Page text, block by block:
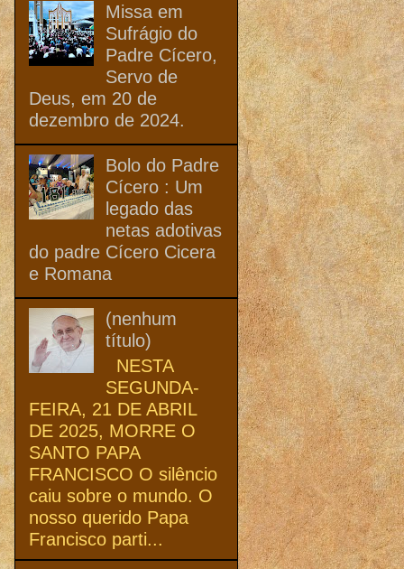
Missa em
Sufrágio do
Padre Cícero,
Servo de
Deus, em 20 de
dezembro de 2024.
Bolo do Padre
Cícero : Um
legado das
netas adotivas
do padre Cícero Cicera
e Romana
(nenhum
título)
NESTA
SEGUNDA-
FEIRA, 21 DE ABRIL
DE 2025, MORRE O
SANTO PAPA
FRANCISCO O silêncio
caiu sobre o mundo. O
nosso querido Papa
Francisco parti...